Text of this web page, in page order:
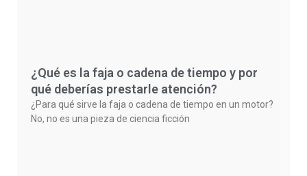
¿Qué es la faja o cadena de tiempo y por
qué deberías prestarle atención?
¿Para qué sirve la faja o cadena de tiempo en un motor?
No, no es una pieza de ciencia ficción